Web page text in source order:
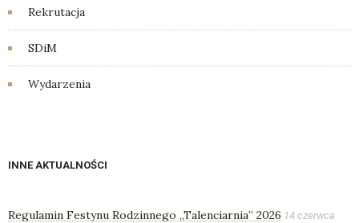
Rekrutacja
SDiM
Wydarzenia
INNE AKTUALNOŚCI
Regulamin Festynu Rodzinnego „Talenciarnia” 2026 14 czerwca